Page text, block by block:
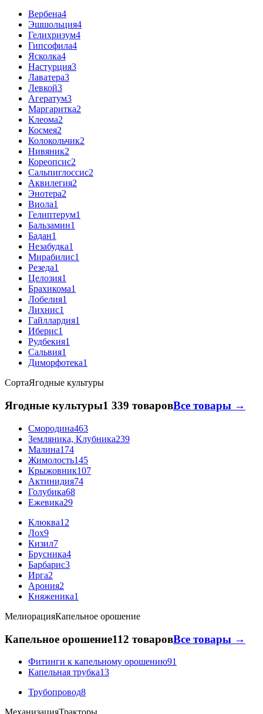
Вербена4
Эшшольция4
Гелихризум4
Гипсофила4
Ясколка4
Настурция3
Лаватера3
Левкой3
Агератум3
Маргаритка2
Клеома2
Космея2
Колокольчик2
Нивяник2
Кореопсис2
Сальпиглоссис2
Аквилегия2
Энотера2
Виола1
Гелиптерум1
Бальзамин1
Бадан1
Незабудка1
Мирабилис1
Резеда1
Целозия1
Брахикома1
Лобелия1
Лихнис1
Гайллардия1
Иберис1
Рудбекия1
Сальвия1
Диморфотека1
СортаЯгодные культуры
Ягодные культуры1 339 товаровВсе товары →
Смородина463
Земляника, Клубника239
Малина174
Жимолость145
Крыжовник107
Актинидия74
Голубика68
Ежевика29
Клюква12
Лох9
Кизил7
Брусника4
Барбарис3
Ирга2
Арония2
Княженика1
МелиорацияКапельное орошение
Капельное орошение112 товаровВсе товары →
Фитинги к капельному орошению91
Капельная трубка13
Трубопровод8